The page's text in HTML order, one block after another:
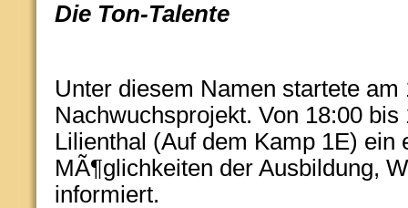
Die Ton-Talente
Unter diesem Namen startete
Nachwuchsprojekt. Von 18:00
Lilienthal (Auf dem Kamp 1E)
MÃ¶glichkeiten der Ausbildung,
informiert.